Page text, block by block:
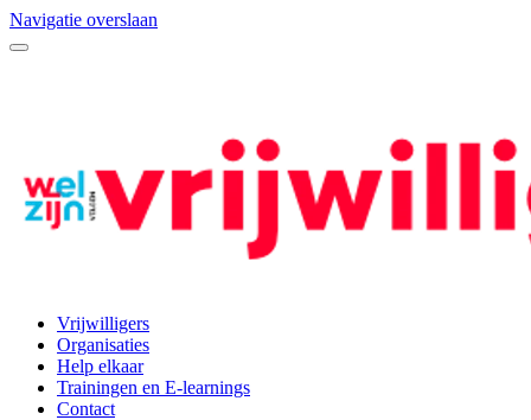
Navigatie overslaan
Vrijwilligers
Organisaties
Help elkaar
Trainingen en E-learnings
Contact